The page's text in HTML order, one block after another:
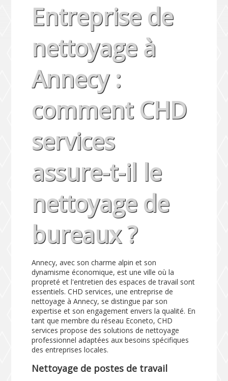
Entreprise de
nettoyage à
Annecy :
comment CHD
services
assure-t-il le
nettoyage de
bureaux ?
Annecy, avec son charme alpin et son
dynamisme économique, est une ville où la
propreté et l'entretien des espaces de travail sont
essentiels. CHD services, une entreprise de
nettoyage à Annecy, se distingue par son
expertise et son engagement envers la qualité. En
tant que membre du réseau Econeto, CHD
services propose des solutions de nettoyage
professionnel adaptées aux besoins spécifiques
des entreprises locales.
Nettoyage de postes de travail